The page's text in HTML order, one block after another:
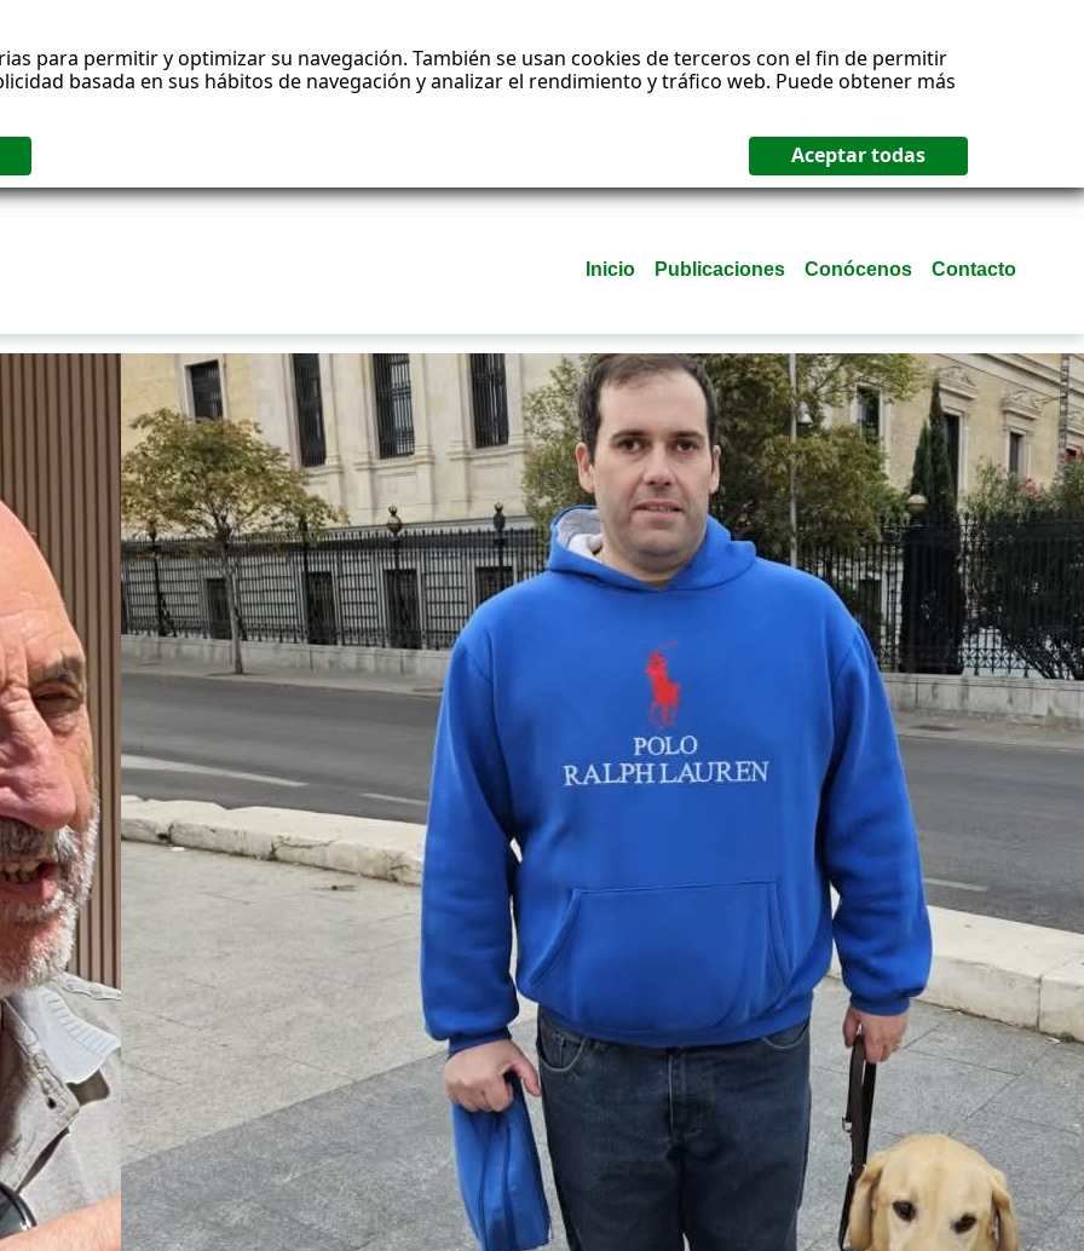
para permitir y optimizar su navegación. También se usan cookies de terceros con el fin de permitir
basada en sus hábitos de navegación y analizar el rendimiento y tráfico web. Puede obtener más
Inicio Publicaciones Conócenos Contacto